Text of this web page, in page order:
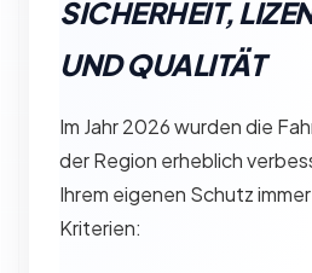
SICHERHEIT,
UND QUALITÄT
Im Jahr 2026 wurden die
der Region erheblich
Ihrem eigenen Schutz
Kriterien: